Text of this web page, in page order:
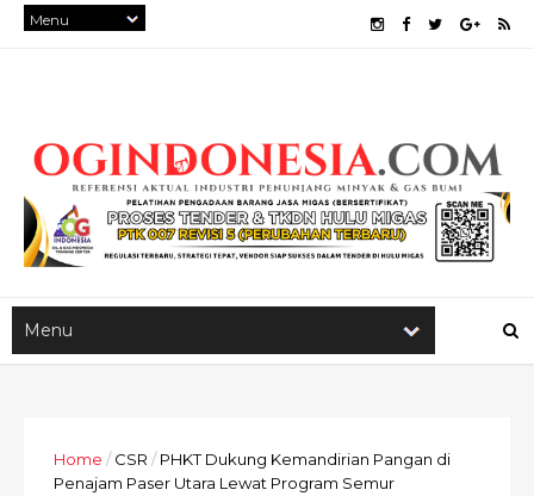
Home / CSR / PHKT Dukung Kemandirian Pangan di
Penajam Paser Utara Lewat Program Semur